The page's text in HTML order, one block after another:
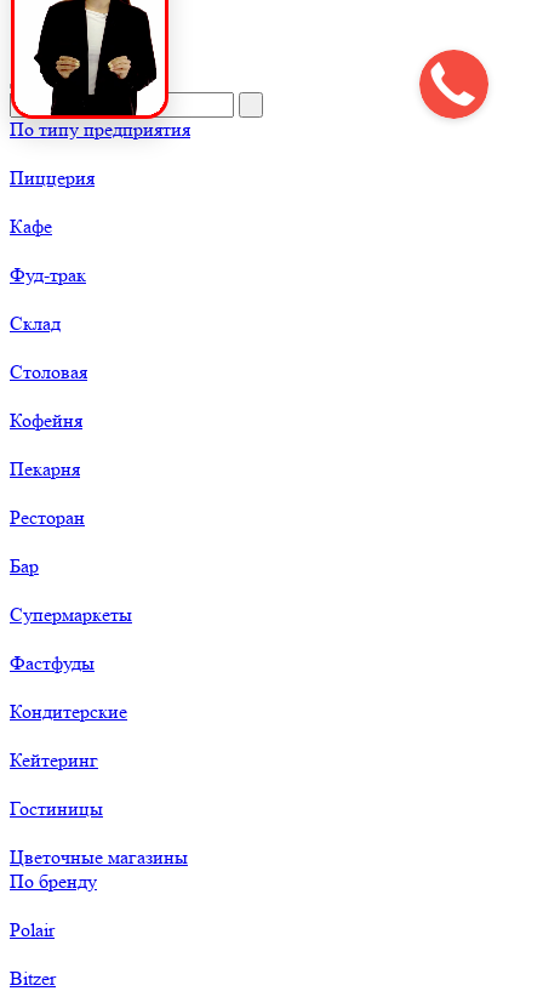
По типу предприятия
Пиццерия
Кафе
Фуд-трак
Склад
Столовая
Кофейня
Пекарня
Ресторан
Бар
Супермаркеты
Фастфуды
Кондитерские
Кейтеринг
Гостиницы
Цветочные магазины
По бренду
Polair
Bitzer